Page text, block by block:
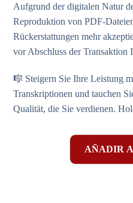
Aufgrund der digitalen Natur
Reproduktion von PDF-
Rückerstattungen mehr
vor Abschluss der Transaktion
🎼 Steigern Sie Ihre Leistung
Transkriptionen und tauchen
Qualität, die Sie verdienen.
AÑADIR